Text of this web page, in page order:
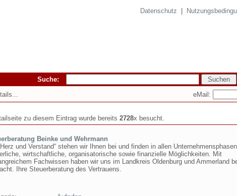
Datenschutz
Suche:
eMail:
zu diesem Eintrag wurde bereits 2728x besucht.
Beinke und Wehrmann
und Verstand“ stehen wir Ihnen bei und finden in allen Unternehmensphasen
wirtschaftliche, organisatorische sowie finanzielle Möglichkeiten. Mit
Fachwissen haben wir uns im Landkreis Oldenburg und Ammerland
Ihre Steuerberatung des Vertrauens.